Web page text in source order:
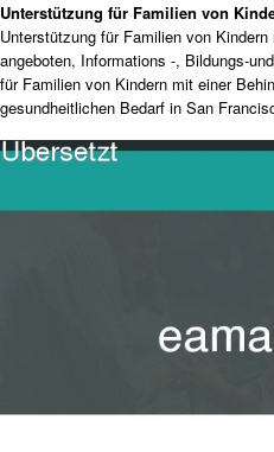
Unterstützung für Familien von
Unterstützung für Familien von
angeboten, Informations -, Bildungs-
für Familien von Kindern mit einer
gesundheitlichen Bedarf in San